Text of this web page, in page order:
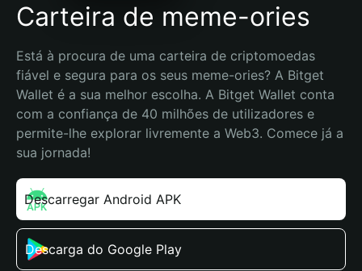
Carteira de meme-ories
Está à procura de uma carteira de criptomoedas
fiável e segura para os seus meme-ories? A Bitget
Wallet é a sua melhor escolha. A Bitget Wallet conta
com a confiança de 40 milhões de utilizadores e
permite-lhe explorar livremente a Web3. Comece já a
sua jornada!
Descarregar Android APK
Descarga do Google Play